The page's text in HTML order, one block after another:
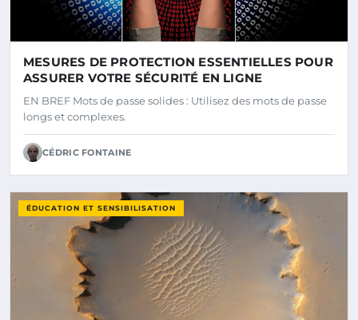
MESURES DE PROTECTION ESSENTIELLES POUR
ASSURER VOTRE SÉCURITÉ EN LIGNE
EN BREF Mots de passe solides : Utilisez des mots de passe
longs et complexes.
CÉDRIC FONTAINE
ÉDUCATION ET SENSIBILISATION